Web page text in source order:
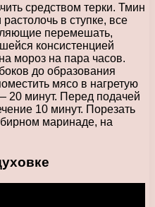
средством терки. Тмин
в ступке, все
перемешать,
консистенцией
мороз на пара часов.
до образования
мясо в нагретую
20 минут. Перед подачей
10 минут. Порезать
маринаде, на